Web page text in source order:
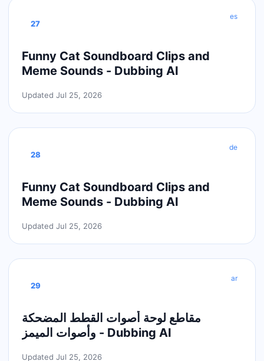
27
es
Funny Cat Soundboard Clips and
Meme Sounds - Dubbing AI
Updated Jul 25, 2026
28
de
Funny Cat Soundboard Clips and
Meme Sounds - Dubbing AI
Updated Jul 25, 2026
29
ar
مقاطع لوحة أصوات القطط المضحكة
وأصوات الميمز - Dubbing AI
Updated Jul 25, 2026